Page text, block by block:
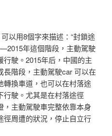
用8個字來描述：“封鎖途
年這個階段，主動駕駛
駛。2015年后，中國的主
階段，主動駕駛car 可以在
轉換車道，也可以在村落途
行駛。尤其是在村落途徑
，主動駕駛車完整依靠本身
徑周遭的狀況，停止自立行